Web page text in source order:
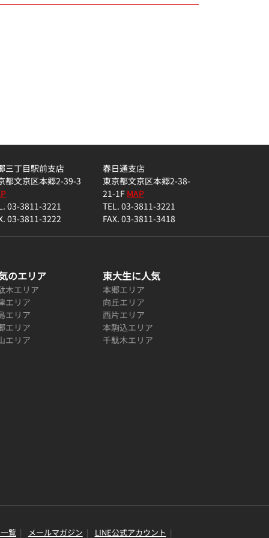
三丁目駅前支店
都文京区本郷2-39-3
03-3811-3221
03-3811-3222
春日通支店
東京都文京区本郷2-38-
21-1FMAP
TEL. 03-3811-3221
FAX. 03-3811-3418
のエリア
木エリア
エリア
エリア
エリア
エリア
東大生に人気
本郷エリア
向丘エリア
西片エリア
本駒込エリア
千駄木エリア
覧 メールマガジン LINE公式アカウント